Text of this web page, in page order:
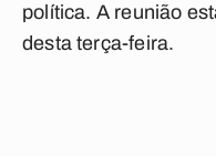
política. A reunião
desta terça-feira.